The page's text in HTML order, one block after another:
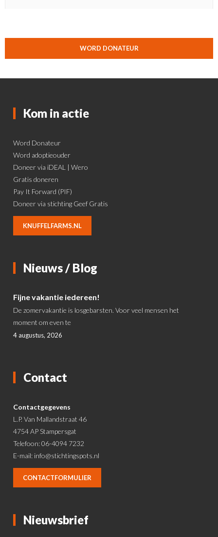
WORD DONATEUR
Kom in actie
Word Donateur
Word adoptieouder
Doneer via iDEAL | Wero
Gratis doneren
Pay It Forward (PIF)
Doneer via stichting Geef Gratis
KNUFFELFARMS.NL
Nieuws / Blog
Fijne vakantie iedereen!
De zomervakantie is losgebarsten. Voor veel mensen het
moment om even te
4 augustus, 2026
Contact
Contactgegevens
L.P. Van Mallandstraat 46
4754 AP Stampersgat
Telefoon: 06-4094 7232
E-mail: info@stichtingspots.nl
CONTACTFORMULIER
Nieuwsbrief